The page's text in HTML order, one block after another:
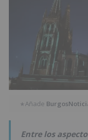
★Añade
Entre los